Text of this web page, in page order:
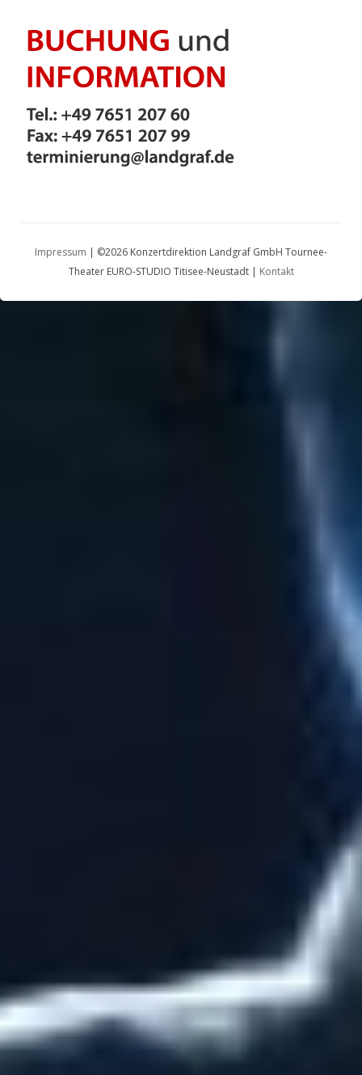
Impressum | ©2026 Konzertdirektion Landgraf GmbH Tournee-
Theater EURO-STUDIO Titisee-Neustadt | Kontakt